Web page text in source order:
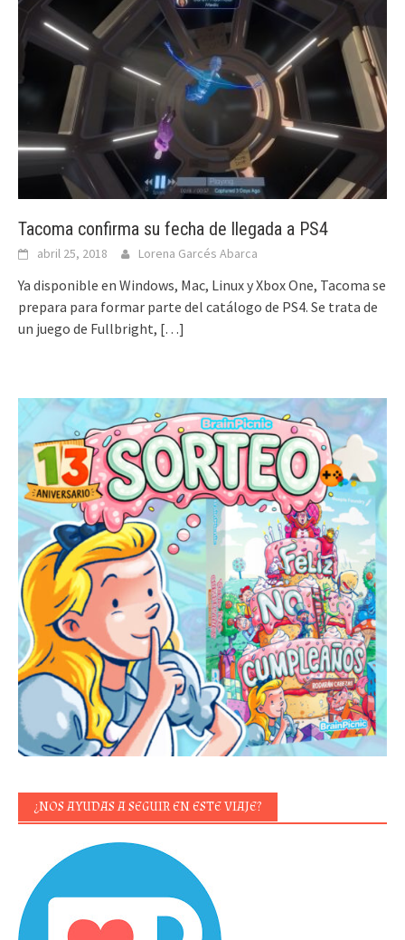
Tacoma confirma su fecha de llegada a PS4
abril 25, 2018 Lorena Garcés Abarca
Ya disponible en Windows, Mac, Linux y Xbox One, Tacoma se
prepara para formar parte del catálogo de PS4. Se trata de
un juego de Fullbright, […]
¿NOS AYUDAS A SEGUIR EN ESTE VIAJE?